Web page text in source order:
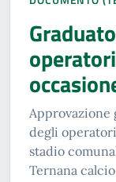
Approvazione
degli
stadio
Ternana calcio